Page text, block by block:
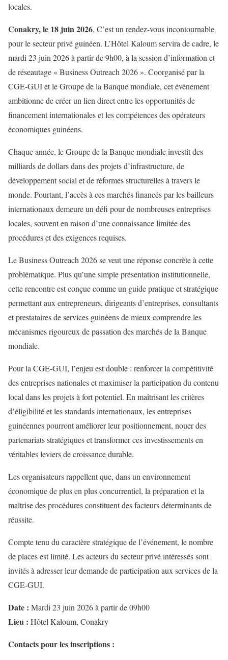
locales.
Conakry, le 18 juin 2026, C’est un rendez-vous incontournable
pour le secteur privé guinéen. L’Hôtel Kaloum servira de cadre, le
mardi 23 juin 2026 à partir de 9h00, à la session d’information et
de réseautage « Business Outreach 2026 ». Coorganisé par la
CGE-GUI et le Groupe de la Banque mondiale, cet événement
ambitionne de créer un lien direct entre les opportunités de
financement internationales et les compétences des opérateurs
économiques guinéens.
Chaque année, le Groupe de la Banque mondiale investit des
milliards de dollars dans des projets d’infrastructure, de
développement social et de réformes structurelles à travers le
monde. Pourtant, l’accès à ces marchés financés par les bailleurs
internationaux demeure un défi pour de nombreuses entreprises
locales, souvent en raison d’une connaissance limitée des
procédures et des exigences requises.
Le Business Outreach 2026 se veut une réponse concrète à cette
problématique. Plus qu’une simple présentation institutionnelle,
cette rencontre est conçue comme un guide pratique et stratégique
permettant aux entrepreneurs, dirigeants d’entreprises, consultants
et prestataires de services guinéens de mieux comprendre les
mécanismes rigoureux de passation des marchés de la Banque
mondiale.
Pour la CGE-GUI, l’enjeu est double : renforcer la compétitivité
des entreprises nationales et maximiser la participation du contenu
local dans les projets à fort potentiel. En maîtrisant les critères
d’éligibilité et les standards internationaux, les entreprises
guinéennes pourront améliorer leur positionnement, nouer des
partenariats stratégiques et transformer ces investissements en
véritables leviers de croissance durable.
Les organisateurs rappellent que, dans un environnement
économique de plus en plus concurrentiel, la préparation et la
maîtrise des procédures constituent des facteurs déterminants de
réussite.
Compte tenu du caractère stratégique de l’événement, le nombre
de places est limité. Les acteurs du secteur privé intéressés sont
invités à adresser leur demande de participation aux services de la
CGE-GUI.
Date : Mardi 23 juin 2026 à partir de 09h00
Lieu : Hôtel Kaloum, Conakry
Contacts pour les inscriptions :